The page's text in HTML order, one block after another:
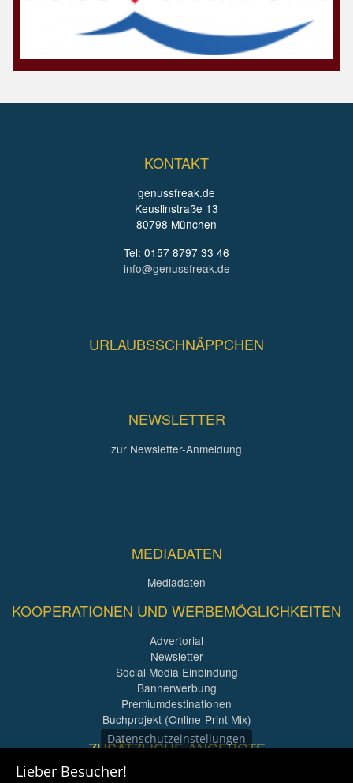
KONTAKT
genussfreak.de
Keuslinstraße 13
80798 München
Tel: 0157 8797 33 46
info@genussfreak.de
URLAUBSSCHNÄPPCHEN
NEWSLETTER
zur Newsletter-Anmeldung
MEDIADATEN
Mediadaten
KOOPERATIONEN UND WERBEMÖGLICHKEITEN
Advertorial
Newsletter
Social Media Einbindung
Bannerwerbung
Premiumdestinationen
Buchprojekt (Online-Print Mix)
ZUSÄTZLICHE ANGEBOTE
Imagefilme und mehr
Datenschutzeinstellungen
Lieber Besucher!